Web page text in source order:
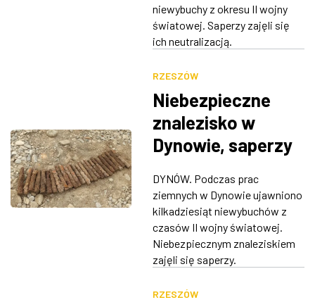
niewybuchy z okresu II wojny
światowej. Saperzy zajęli się
ich neutralizacją.
RZESZÓW
Niebezpieczne
znalezisko w
Dynowie, saperzy
DYNÓW. Podczas prac
ziemnych w Dynowie ujawniono
kilkadziesiąt niewybuchów z
czasów II wojny światowej.
Niebezpiecznym znaleziskiem
zajęli się saperzy.
RZESZÓW